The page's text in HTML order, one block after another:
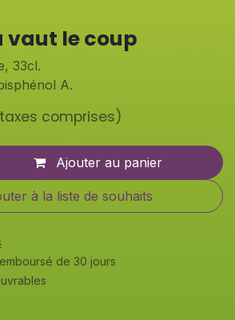
vaut le coup
33cl.
A.
comprises)
Ajouter au panier
à la liste de souhaits
de 30 jours